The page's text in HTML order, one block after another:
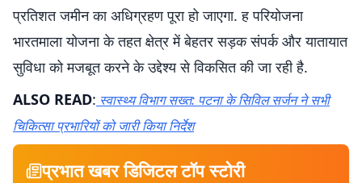
प्रतिशत जमीन का अधिग्रहण पूरा हो जाएगा. ह परियोजना
भारतमाला योजना के तहत क्षेत्र में बेहतर सड़क संपर्क और यातायात
सुविधा को मजबूत करने के उद्देश्य से विकसित की जा रही है.
ALSO READ: स्वास्थ्य विभाग सख्त: पटना के सिविल सर्जन ने सभी
चिकित्सा प्रभारियों को जारी किया निर्देश
प्रभात खबर डिजिटल टॉप स्टोरी